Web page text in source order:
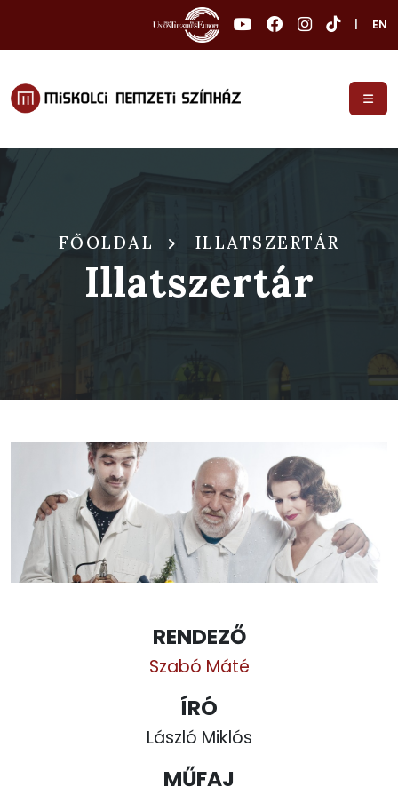
EN
FŐOLDAL ILLATSZERTÁR
Illatszertár
RENDEZŐ
Szabó Máté
ÍRÓ
László Miklós
MŰFAJ